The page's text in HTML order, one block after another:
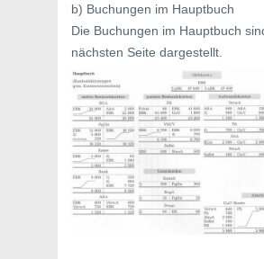
b) Buchungen im Hauptbuch
Die Buchungen im Hauptbuch
nächsten Seite dargestellt.